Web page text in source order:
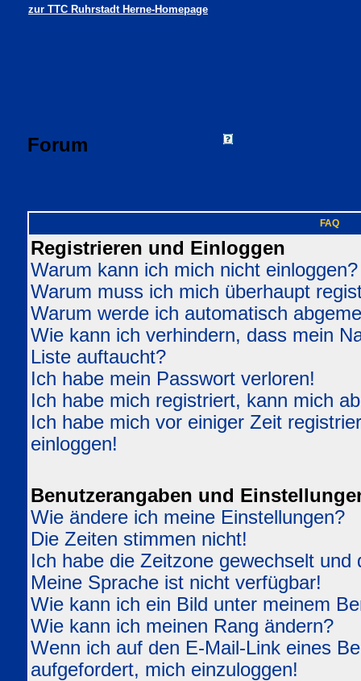
zur TTC Ruhrstadt Herne-Homepage
Forum
FAQ
Registrieren und Einloggen
Warum kann ich mich nicht einloggen?
Warum muss ich mich überhaupt
Warum werde ich automatisch
Wie kann ich verhindern, dass mein
Liste auftaucht?
Ich habe mein Passwort verloren!
Ich habe mich registriert, kann mich
Ich habe mich vor einiger Zeit
einloggen!
Benutzerangaben und
Wie ändere ich meine Einstellungen?
Die Zeiten stimmen nicht!
Ich habe die Zeitzone gewechselt
Meine Sprache ist nicht verfügbar!
Wie kann ich ein Bild unter meinem
Wie kann ich meinen Rang ändern?
Wenn ich auf den E-Mail-Link eines
aufgefordert, mich einzuloggen!